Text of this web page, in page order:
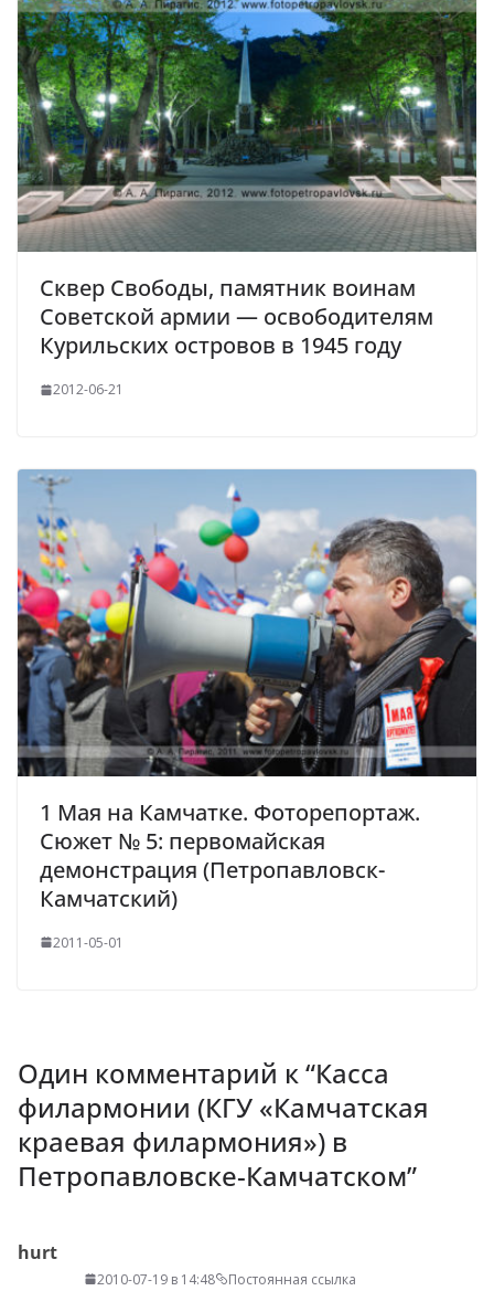
Сквер Свободы, памятник воинам
Советской армии — освободителям
Курильских островов в 1945 году
2012-06-21
1 Мая на Камчатке. Фоторепортаж.
Сюжет № 5: первомайская
демонстрация (Петропавловск-
Камчатский)
2011-05-01
Один комментарий к “Касса
филармонии (КГУ «Камчатская
краевая филармония») в
Петропавловске-Камчатском”
hurt
2010-07-19 в 14:48 Постоянная ссылка